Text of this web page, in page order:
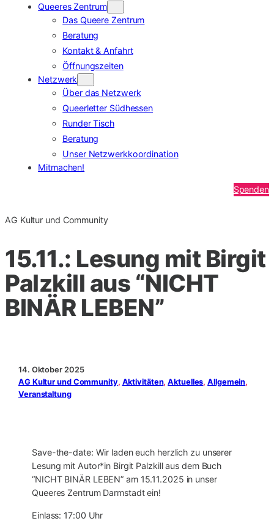
Queeres Zentrum
Das Queere Zentrum
Beratung
Kontakt & Anfahrt
Öffnungszeiten
Netzwerk
Über das Netzwerk
Queerletter Südhessen
Runder Tisch
Beratung
Unser Netzwerkkoordination
Mitmachen!
Spenden
AG Kultur und Community
15.11.: Lesung mit Birgit
Palzkill aus “NICHT
BINÄR LEBEN”
14. Oktober 2025
AG Kultur und Community, Aktivitäten, Aktuelles, Allgemein
Veranstaltung
Save-the-date: Wir laden euch herzlich zu unserer
Lesung mit Autor*in Birgit Palzkill aus dem Buch
“NICHT BINÄR LEBEN” am 15.11.2025 in unser
Queeres Zentrum Darmstadt ein!
Einlass: 17:00 Uhr